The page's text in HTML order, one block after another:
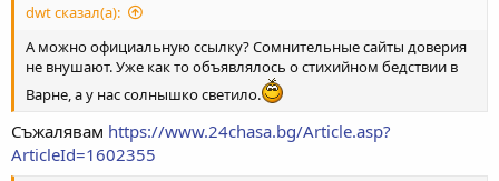
dwt сказал(а):
А можно официальную ссылку? Сомнительные сайты доверия
не внушают. Уже как то объявлялось о стихийном бедствии в
Варне, а у нас солнышко светило.
Съжалявам https://www.24chasa.bg/Article.asp?
ArticleId=1602355